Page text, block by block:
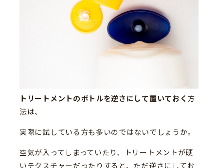
トリートメントのボトルを逆さにして置いておく 方
法は、
実際に試している方も多いのではないでしょうか。
空気が入ってしまっていたり、トリートメントが硬
いテクスチャーだったりすると、ただ逆さにしてお